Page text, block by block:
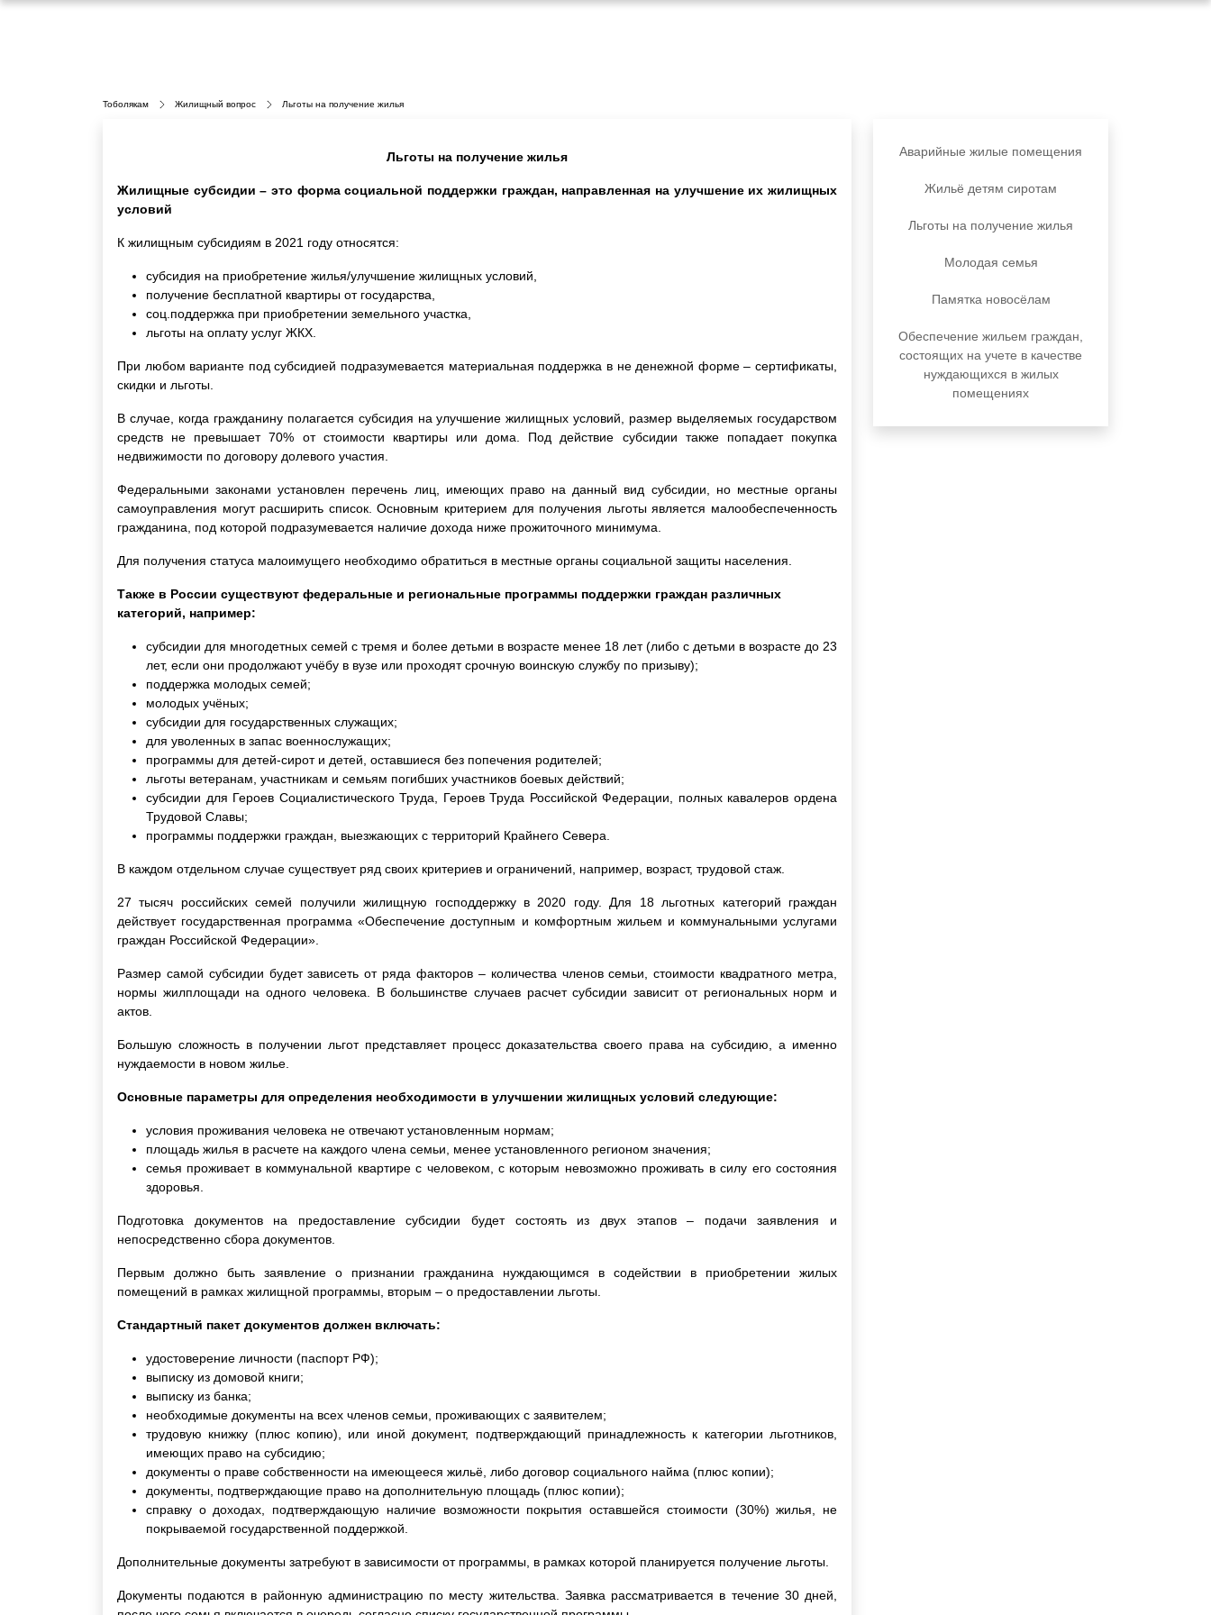
Тоболякам Жилищный вопрос Льготы на получение жилья
Льготы на получение жилья
Жилищные субсидии – это форма социальной поддержки граждан, направленная на улучшение их жилищных
условий
К жилищным субсидиям в 2021 году относятся:
субсидия на приобретение жилья/улучшение жилищных условий,
получение бесплатной квартиры от государства,
соц.поддержка при приобретении земельного участка,
льготы на оплату услуг ЖКХ.
При любом варианте под субсидией подразумевается материальная поддержка в не денежной форме – сертификаты,
скидки и льготы.
В случае, когда гражданину полагается субсидия на улучшение жилищных условий, размер выделяемых государством
средств не превышает 70% от стоимости квартиры или дома. Под действие субсидии также попадает покупка
недвижимости по договору долевого участия.
Федеральными законами установлен перечень лиц, имеющих право на данный вид субсидии, но местные органы
самоуправления могут расширить список. Основным критерием для получения льготы является малообеспеченность
гражданина, под которой подразумевается наличие дохода ниже прожиточного минимума.
Для получения статуса малоимущего необходимо обратиться в местные органы социальной защиты населения.
Также в России существуют федеральные и региональные программы поддержки граждан различных
категорий, например:
субсидии для многодетных семей с тремя и более детьми в возрасте менее 18 лет (либо с детьми в возрасте до 23
лет, если они продолжают учёбу в вузе или проходят срочную воинскую службу по призыву);
поддержка молодых семей;
молодых учёных;
субсидии для государственных служащих;
для уволенных в запас военнослужащих;
программы для детей-сирот и детей, оставшиеся без попечения родителей;
льготы ветеранам, участникам и семьям погибших участников боевых действий;
субсидии для Героев Социалистического Труда, Героев Труда Российской Федерации, полных кавалеров ордена
Трудовой Славы;
программы поддержки граждан, выезжающих с территорий Крайнего Севера.
В каждом отдельном случае существует ряд своих критериев и ограничений, например, возраст, трудовой стаж.
27 тысяч российских семей получили жилищную господдержку в 2020 году. Для 18 льготных категорий граждан
действует государственная программа «Обеспечение доступным и комфортным жильем и коммунальными услугами
граждан Российской Федерации».
Размер самой субсидии будет зависеть от ряда факторов – количества членов семьи, стоимости квадратного метра,
нормы жилплощади на одного человека. В большинстве случаев расчет субсидии зависит от региональных норм и
актов.
Большую сложность в получении льгот представляет процесс доказательства своего права на субсидию, а именно
нуждаемости в новом жилье.
Основные параметры для определения необходимости в улучшении жилищных условий следующие:
условия проживания человека не отвечают установленным нормам;
площадь жилья в расчете на каждого члена семьи, менее установленного регионом значения;
семья проживает в коммунальной квартире с человеком, с которым невозможно проживать в силу его состояния
здоровья.
Подготовка документов на предоставление субсидии будет состоять из двух этапов – подачи заявления и
непосредственно сбора документов.
Первым должно быть заявление о признании гражданина нуждающимся в содействии в приобретении жилых
помещений в рамках жилищной программы, вторым – о предоставлении льготы.
Стандартный пакет документов должен включать:
удостоверение личности (паспорт РФ);
выписку из домовой книги;
выписку из банка;
необходимые документы на всех членов семьи, проживающих с заявителем;
трудовую книжку (плюс копию), или иной документ, подтверждающий принадлежность к категории льготников,
имеющих право на субсидию;
документы о праве собственности на имеющееся жильё, либо договор социального найма (плюс копии);
документы, подтверждающие право на дополнительную площадь (плюс копии);
справку о доходах, подтверждающую наличие возможности покрытия оставшейся стоимости (30%) жилья, не
покрываемой государственной поддержкой.
Дополнительные документы затребуют в зависимости от программы, в рамках которой планируется получение льготы.
Документы подаются в районную администрацию по месту жительства. Заявка рассматривается в течение 30 дней,
Аварийные жилые помещения
Жильё детям сиротам
Льготы на получение жилья
Молодая семья
Памятка новосёлам
Обеспечение жильем граждан,
состоящих на учете в качестве
нуждающихся в жилых
помещениях